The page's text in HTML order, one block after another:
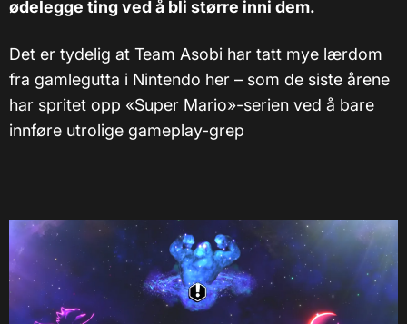
ødelegge ting ved å bli større inni dem.
Det er tydelig at Team Asobi har tatt mye lærdom
fra gamlegutta i Nintendo her – som de siste årene
har spritet opp «Super Mario»-serien ved å bare
innføre utrolige gameplay-grep